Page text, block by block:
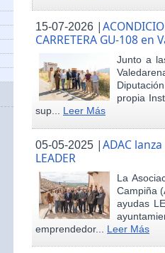
15-07-2026 |
CARRETERA GU-108 en
Junto a
propia
sup... Leer Más
05-05-2025 |ADAC
LEADER
La
Campiña
ayudas
emprendedor... Leer Más